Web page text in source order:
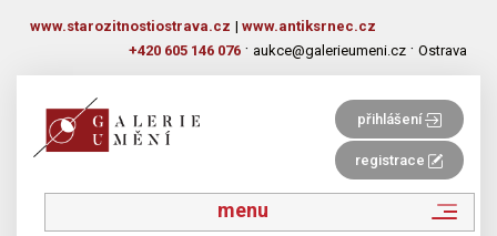
www.starozitnostiostrava.cz | www.antiksrnec.cz
+420 605 146 076 · aukce@galerieumeni.cz · Ostrava
přihlášení
registrace
menu